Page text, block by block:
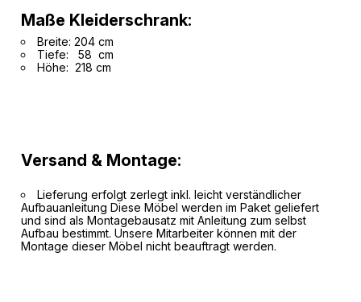
Maße Kleiderschrank:
Breite: 204 cm
Tiefe: 58 cm
Höhe: 218 cm
Versand & Montage:
Lieferung erfolgt zerlegt inkl. leicht verständlicher
Aufbauanleitung Diese Möbel werden im Paket geliefert
und sind als Montagebausatz mit Anleitung zum selbst
Aufbau bestimmt. Unsere Mitarbeiter können mit der
Montage dieser Möbel nicht beauftragt werden.